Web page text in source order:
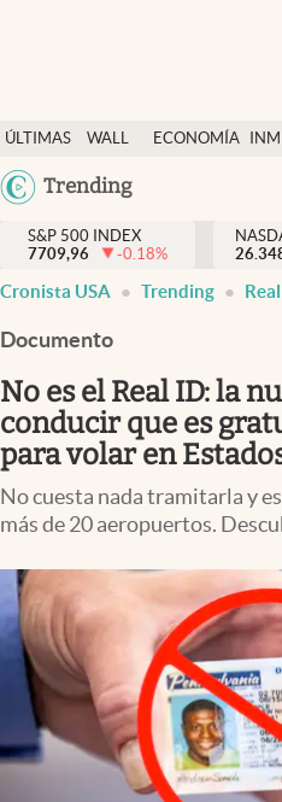
ÚLTIMAS
NOTICIAS
WALL
DÓLAR
ECONOMÍA
Trending
Finanzas y economía
Wall Street y dólar
Inmigración
Espiritual
Streaming
PC y mobile
USA
S&P 500 INDEX
7709,96
-0.18%
Cronista USA Trending
Documento
No es el Real ID: la
conducir que es
para volar en
No cuesta nada tramitarla y
más de 20 aeropuertos.